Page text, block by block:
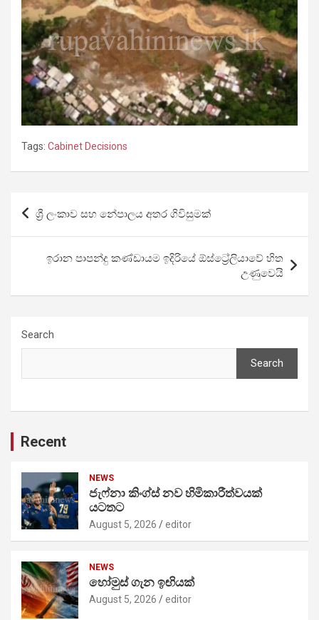
Tags: Cabinet Decisions
Post
navigation
ශ්‍රී ලංකාව සහ නේපාලය අතර ගිවිසුමක්
ඉරාන පාපන්දු කණ්ඩායම ඉදිරියේ ඕස්ට්‍රේලියාවේ හිත
උණුවෙයි
Search
Search
Recent
NEWS
ජැෆ්නා කිංග්ස් නව හිමිකාරීත්වයක්
යටතට
August 5, 2026 editor
NEWS
හෝමුස් ගැන ඉඟියක්
August 5, 2026 editor